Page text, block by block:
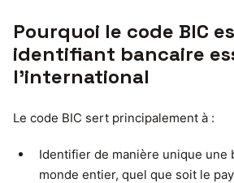
Pourquoi le code BIC
identifiant bancaire
l’international
Le code BIC sert principalement à :
Identifier de manière unique une
monde entier, quel que soit le